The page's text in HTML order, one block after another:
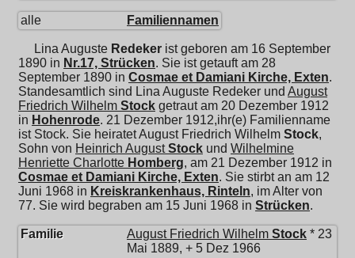
alle Familiennamen
Lina Auguste Redeker ist geboren am 16 September
1890 in Nr.17, Strücken. Sie ist getauft am 28
September 1890 in Cosmae et Damiani Kirche, Exten.
Standesamtlich sind Lina Auguste Redeker und August
Friedrich Wilhelm Stock getraut am 20 Dezember 1912
in Hohenrode. 21 Dezember 1912,ihr(e) Familienname
ist Stock. Sie heiratetAugust Friedrich Wilhelm Stock,
Sohn von Heinrich August Stock und Wilhelmine
Henriette Charlotte Homberg, am 21 Dezember 1912 in
Cosmae et Damiani Kirche, Exten. Sie stirbt an am 12
Juni 1968 in Kreiskrankenhaus, Rinteln, im Alter von
77. Sie wird begraben am 15 Juni 1968 in Strücken.
Familie August Friedrich Wilhelm Stock * 23
Mai 1889, + 5 Dez 1966